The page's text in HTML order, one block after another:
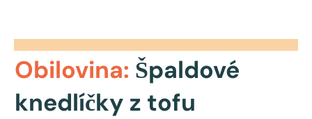
Obilovina: Špaldové
knedlíčky z tofu